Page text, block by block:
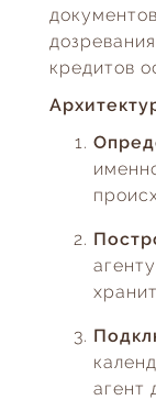
кредитов
агент